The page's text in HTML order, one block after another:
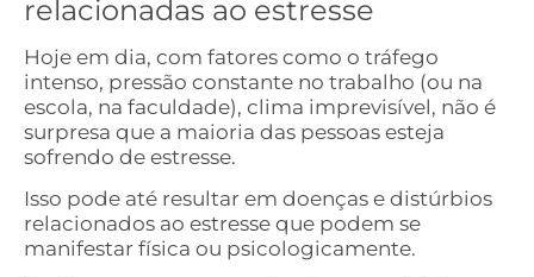
relacionadas ao estresse
Hoje em dia, com fatores como o tráfego
intenso, pressão constante no trabalho (ou na
escola, na faculdade), clima imprevisível, não é
surpresa que a maioria das pessoas esteja
sofrendo de estresse.
Isso pode até resultar em doenças e distúrbios
relacionados ao estresse que podem se
manifestar física ou psicologicamente.